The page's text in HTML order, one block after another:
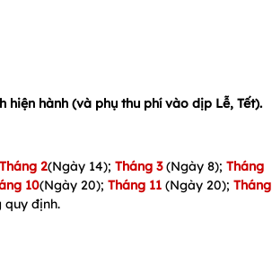
hiện hành (và phụ thu phí vào dịp Lễ, Tết).
Tháng 2(Ngày 14); Tháng 3(Ngày 8); Tháng
10(Ngày 20); Tháng 11 (Ngày 20); Tháng
quy định.